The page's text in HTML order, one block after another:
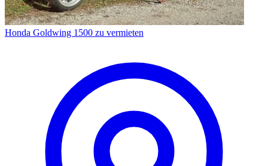
Honda Goldwing 1500 zu vermieten